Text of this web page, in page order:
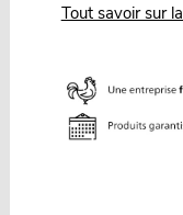
Tout savoir sur